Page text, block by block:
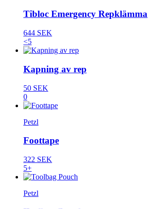
Tibloc Emergency Repklämma
644 SEK
<5
Kapning av rep
50 SEK
0
Petzl
Foottape
322 SEK
5+
Petzl